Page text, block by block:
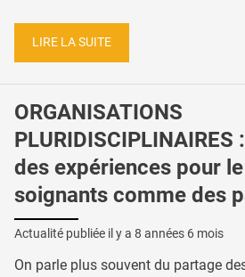
LIRE LA SUITE
ORGANISATIONS
des expériences pour
soignants comme des
Actualité publiée il y a 8 années 6 mois
On parle plus souvent du partage